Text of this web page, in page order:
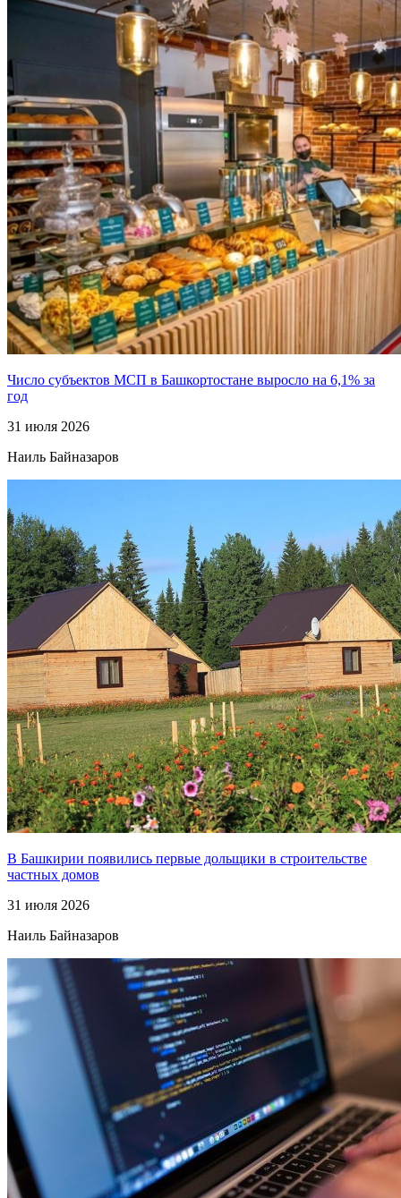
Число субъектов МСП в Башкортостане выросло на 6,1% за
год
31 июля 2026
Наиль Байназаров
В Башкирии появились первые дольщики в строительстве
частных домов
31 июля 2026
Наиль Байназаров